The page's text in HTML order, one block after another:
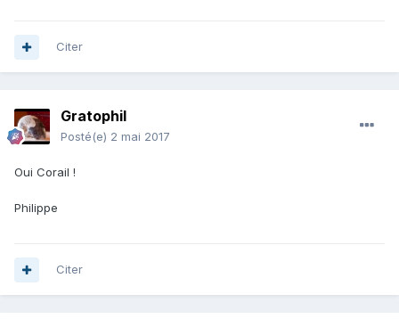
Citer
Gratophil
Posté(e) 2 mai 2017
Oui Corail !
Philippe
Citer